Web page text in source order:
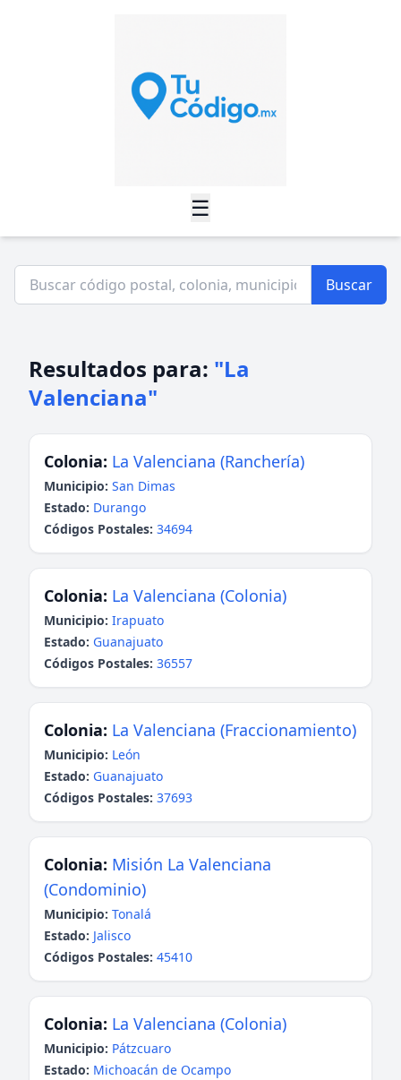
☰
Buscar
Resultados para: "La
Valenciana"
Colonia: La Valenciana (Ranchería)
Municipio: San Dimas
Estado: Durango
Códigos Postales: 34694
Colonia: La Valenciana (Colonia)
Municipio: Irapuato
Estado: Guanajuato
Códigos Postales: 36557
Colonia: La Valenciana (Fraccionamiento)
Municipio: León
Estado: Guanajuato
Códigos Postales: 37693
Colonia: Misión La Valenciana
(Condominio)
Municipio: Tonalá
Estado: Jalisco
Códigos Postales: 45410
Colonia: La Valenciana (Colonia)
Municipio: Pátzcuaro
Estado: Michoacán de Ocampo